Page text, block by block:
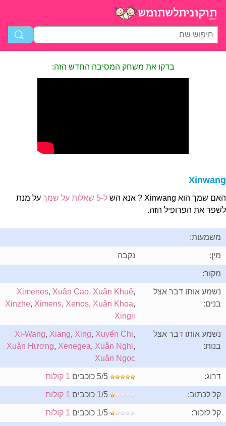
בדקו את משחק המסיבה החדש הזה:
Xinwang
האם שמך הוא Xinwang ? אנא הש ל-5 שאלות על שמך
על מנת
לשפר את הפרופיל הזה.
משמעות:
מין: נקבה
מקור:
נשמע אותו דבר אצל
בנים:
Ximenes, Xuân Cao, Xuân Khuê,
Xinzhe, Ximens, Xenos, Xuân Khoa,
Xingii
נשמע אותו דבר אצל
בנות:
Xi-Wang, Xiang, Xing, Xuyến Chi,
Xuân Hương, Xenegea, Xuân Nghi,
Xuân Ngọc
דרוג: 1 קולות
קל לכתוב: 1 קולות
קל לזכור: 1 קולות